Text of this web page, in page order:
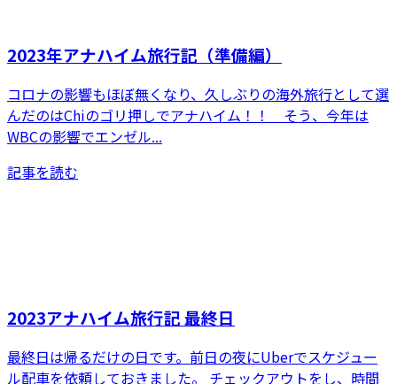
2023年アナハイム旅行記（準備編）
コロナの影響もほぼ無くなり、久しぶりの海外旅行として選
んだのはChiのゴリ押しでアナハイム！！ そう、今年は
WBCの影響でエンゼル...
記事を読む
2023アナハイム旅行記 最終日
最終日は帰るだけの日です。前日の夜にUberでスケジュー
ル配車を依頼しておきました。 チェックアウトをし、時間